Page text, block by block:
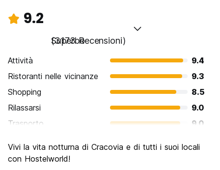
9.2
Superbo
(3173 Recensioni)
Attività
9.4
Ristoranti nelle vicinanze
9.3
Shopping
8.5
Rilassarsi
9.0
Trasporto
9.0
Luoghi di interesse culturale
Vivi la vita notturna di Cracovia e di tutti i suoi locali
con Hostelworld!